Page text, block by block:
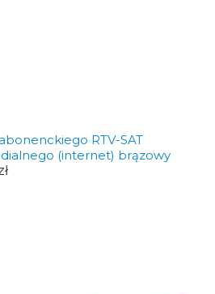
RTV-SAT
(internet) brązowy